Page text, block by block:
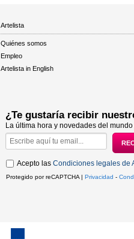
Artelista
Quiénes somos
Empleo
Artelista in English
¿Te gustaría recibir
La última hora y novedades del
Acepto las Condiciones legales de
Protegido por reCAPTCHA | Privacidad -